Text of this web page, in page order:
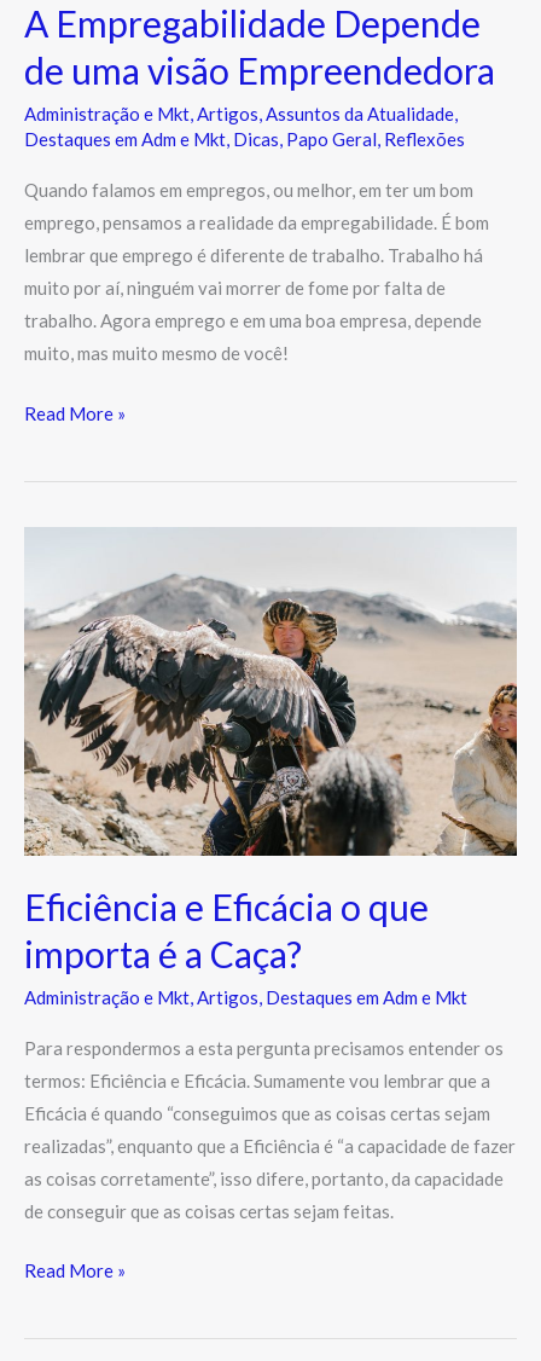
A Empregabilidade Depende
de uma visão Empreendedora
Administração e Mkt,Artigos,Assuntos da Atualidade,
Destaques em Adm e Mkt, Dicas, Papo Geral, Reflexões
Quando falamos em empregos, ou melhor, em ter um bom
emprego, pensamos a realidade da empregabilidade. É bom
lembrar que emprego é diferente de trabalho. Trabalho há
muito por aí, ninguém vai morrer de fome por falta de
trabalho. Agora emprego e em uma boa empresa, depende
muito, mas muito mesmo de você!
Read More »
Eficiência e Eficácia o que
importa é a Caça?
Administração e Mkt,Artigos, Destaques em Adm e Mkt
Para respondermos a esta pergunta precisamos entender os
termos: Eficiência e Eficácia. Sumamente vou lembrar que a
Eficácia é quando “conseguimos que as coisas certas sejam
realizadas”, enquanto que a Eficiência é “a capacidade de fazer
as coisas corretamente”, isso difere, portanto, da capacidade
de conseguir que as coisas certas sejam feitas.
Eficácia
o
que
importa
é
a
Caça?
Read More »